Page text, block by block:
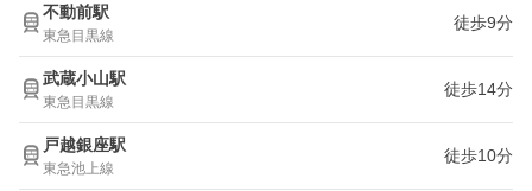
不動前駅
東急目黒線
徒歩9分
武蔵小山駅
東急目黒線
徒歩14分
戸越銀座駅
東急池上線
徒歩10分